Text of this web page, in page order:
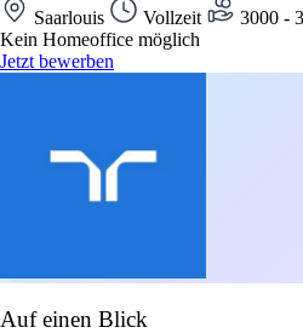
Saarlouis Vollzeit
3000 -
Kein Homeoffice möglich
Jetzt bewerben
Auf einen Blick